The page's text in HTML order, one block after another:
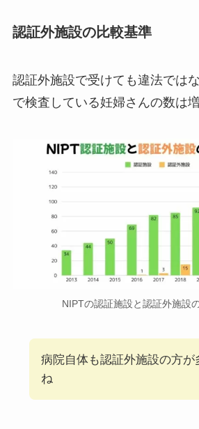
認証外施設の比較基準
認証外施設で受けても違法では
で検査している妊婦さんの数は
NIPTの認証施設と認証外施設
病院自体も認証外施設の方が
ね